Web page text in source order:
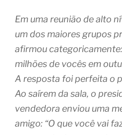
Em uma reunião de alto
um dos maiores grupos
afirmou
milhões de vocês em
A resposta foi perfeita o
Ao saírem da sala, o
vendedora enviou uma
amigo: “O que você vai